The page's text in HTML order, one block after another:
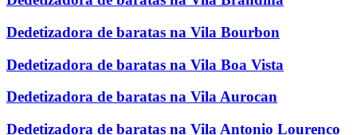
Dedetizadora de baratas na Vila Bourbon
Dedetizadora de baratas na Vila Boa Vista
Dedetizadora de baratas na Vila Aurocan
Dedetizadora de baratas na Vila Antonio Lourenco